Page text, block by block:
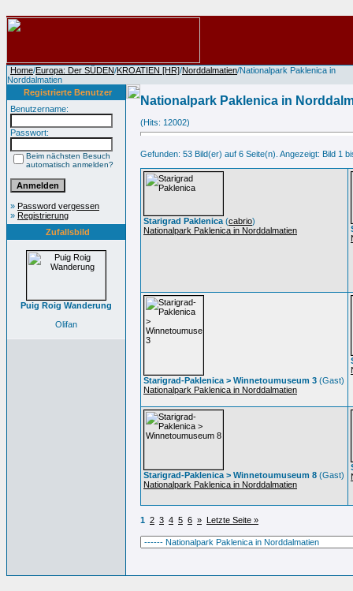
Home/Europa: Der SÜDEN/KROATIEN [HR]/Norddalmatien/Nationalpark Paklenica in
Norddalmatien
Registrierte Benutzer
Benutzername:
Passwort:
Beim nächsten Besuch
automatisch anmelden?
» Password vergessen
» Registrierung
Zufallsbild
Puig Roig Wanderung
Olifan
Nationalpark Paklenica in
(Hits: 12002)
Gefunden: 53 Bild(er) auf 6 Seite(n). Angezeigt: Bild 1
Starigrad Paklenica (cabrio)
Nationalpark Paklenica in Norddalmatien
Starigrad-Paklenica > Winnetoumuseum 3 (Gast)
Nationalpark Paklenica in Norddalmatien
Starigrad-Paklenica > Winnetoumuseum 8 (Gast)
Nationalpark Paklenica in Norddalmatien
1 2 3 4 5 6 » Letzte Seite »